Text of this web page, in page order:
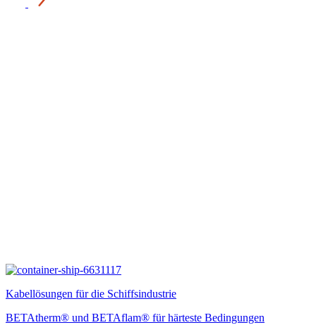
Kabellösungen für die Schiffsindustrie
BETAtherm® und BETAflam® für härteste Bedingungen